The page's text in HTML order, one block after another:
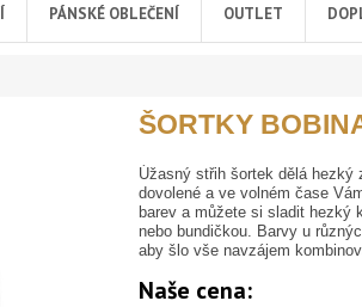
PÁNSKÉ OBLEČENÍ OUTLET
ŠORTKY
Úžasný střih šortek dělá
dovolené a ve volném čase
barev a můžete si sladit hezký
nebo bundičkou. Barvy u
aby šlo vše navzájem
Naše cena: